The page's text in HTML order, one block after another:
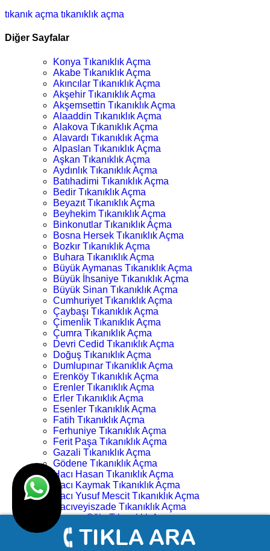
tıkanık açma tıkanıklık açma
Diğer Sayfalar
Konya Tıkanıklık Açma
Akabe Tıkanıklık Açma
Akıncılar Tıkanıklık Açma
Akşehir Tıkanıklık Açma
Akşemsettin Tıkanıklık Açma
Alaaddin Tıkanıklık Açma
Alakova Tıkanıklık Açma
Alavardı Tıkanıklık Açma
Alpaslan Tıkanıklık Açma
Aşkan Tıkanıklık Açma
Aydınlık Tıkanıklık Açma
Batıhadimi Tıkanıklık Açma
Bedir Tıkanıklık Açma
Beyazıt Tıkanıklık Açma
Beyhekim Tıkanıklık Açma
Binkonutlar Tıkanıklık Açma
Bosna Hersek Tıkanıklık Açma
Bozkır Tıkanıklık Açma
Buhara Tıkanıklık Açma
Büyük Aymanas Tıkanıklık Açma
Büyük İhsaniye Tıkanıklık Açma
Büyük Sinan Tıkanıklık Açma
Cumhuriyet Tıkanıklık Açma
Çaybaşı Tıkanıklık Açma
Çimenlik Tıkanıklık Açma
Çumra Tıkanıklık Açma
Devri Cedid Tıkanıklık Açma
Doğuş Tıkanıklık Açma
Dumlupınar Tıkanıklık Açma
Erenköy Tıkanıklık Açma
Erenler Tıkanıklık Açma
Erler Tıkanıklık Açma
Esenler Tıkanıklık Açma
Fatih Tıkanıklık Açma
Ferhuniye Tıkanıklık Açma
Ferit Paşa Tıkanıklık Açma
Gazali Tıkanıklık Açma
Gödene Tıkanıklık Açma
Hacı Hasan Tıkanıklık Açma
Hacı Kaymak Tıkanıklık Açma
Hacı Yusuf Mescit Tıkanıklık Açma
Hacıveyiszade Tıkanıklık Açma
Hamza Oğlu Tıkanıklık Açma
Hanay Başı Tıkanıklık Açma
Harmancık Tıkanıklık Açma